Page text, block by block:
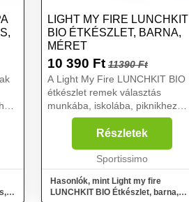
a
LIGHT MY FIRE LUNCHKIT
BIO ÉTKÉSZLET, BARNA,
MÉRET
10 390 Ft 11390 Ft
A Light My Fire LUNCHKIT BIO
étkészlet remek választás
munkába, iskolába, piknikhez
vagy nyaraláshoz. Ebben a
készletben minden megvan, ami
az ebéd felszolgálásához és
elfogyasztásához szükséges....
Részletek
Sportissimo
Hasonlók, mint Light my fire
LUNCHKIT BIO Étkészlet, barna,